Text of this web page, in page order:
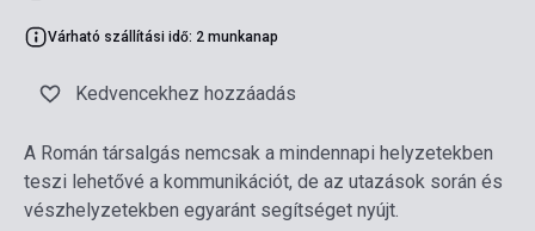
Várható szállítási idő: 2 munkanap
Kedvencekhez hozzáadás
A Román társalgás nemcsak a mindennapi helyzetekben
teszi lehetővé a kommunikációt, de az utazások során és
vészhelyzetekben egyaránt segítséget nyújt.